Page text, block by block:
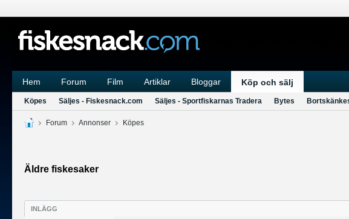
Hem Forum Film Artiklar Bloggar Köp och sälj
Köpes Säljes - Fiskesnack.com Säljes - Sportfiskarnas Tradera Bytes
Forum Annonser Köpes
Äldre fiskesaker
INLÄGG